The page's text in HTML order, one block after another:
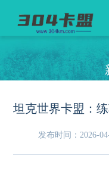
发布时间：2026-